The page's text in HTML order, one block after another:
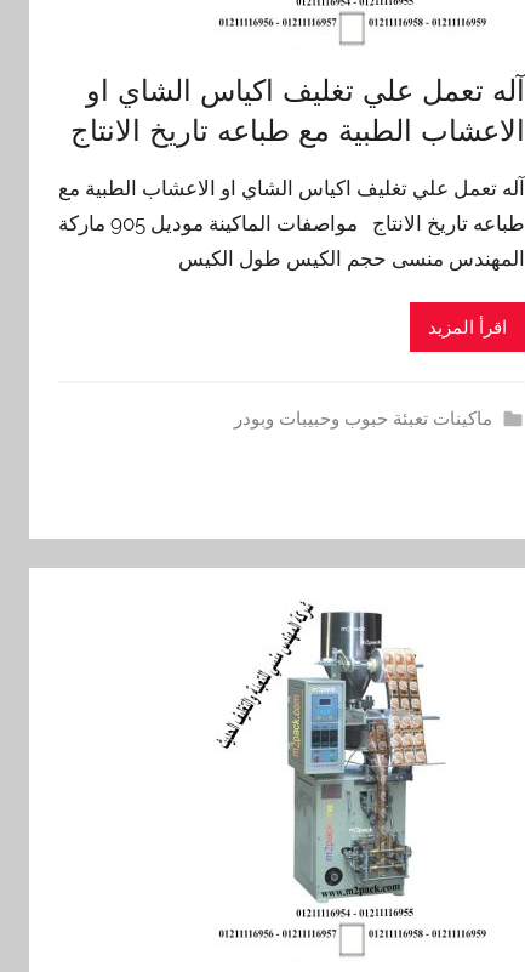
آله تعمل علي تغليف اكياس الشاي او
الاعشاب الطبية مع طباعه تاريخ الانتاج
آله تعمل علي تغليف اكياس الشاي او الاعشاب الطبية مع
طباعه تاريخ الانتاج مواصفات الماكينة موديل 905 ماركة
المهندس منسى حجم الكيس طول الكيس
اقرأ المزيد
ماكينات تعبئة حبوب وحبيبات وبودر